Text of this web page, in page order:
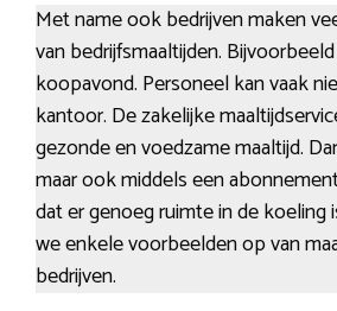
Met name ook bedrijven maken
van bedrijfsmaaltijden.
koopavond. Personeel kan vaak
kantoor. De zakelijke
gezonde en voedzame maaltijd.
maar ook middels een
dat er genoeg ruimte in de koeling
we enkele voorbeelden op van
bedrijven.